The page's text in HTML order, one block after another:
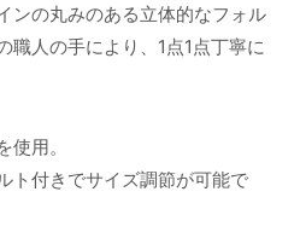
ンの丸みのある立体的なフォル
職人の手により、1点1点丁寧に
用。
ト付きでサイズ調節が可能で